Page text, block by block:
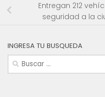
Entregan 212
seguridad a la
INGRESA TU BUSQUEDA
Buscar: